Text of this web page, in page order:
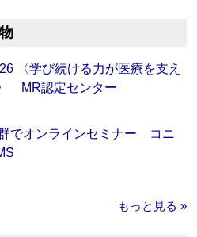
〈学び続ける力が医療を支え
MR認定センター
でオンラインセミナー コニ
もっと見る »